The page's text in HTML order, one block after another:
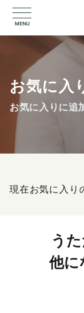
MENU
お気に入
お気に入りに追
現在お気に入り
う
他に